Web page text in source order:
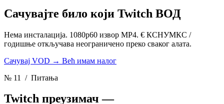
Сачувајте било који Twitch ВОД
Нема инсталација. 1080p60 извор MP4. € КСНУМКС /
годишње откључава неограничено преко сваког алата.
Сачувај VOD → Већ имам налог
№ 11
/ Питања
Twitch преузимач —